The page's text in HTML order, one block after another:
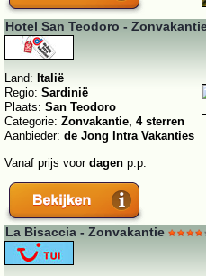
Hotel San Teodoro -
Land: Italië
Regio: Sardinië
Plaats: San Teodoro
Categorie: Zonvakantie, 4 sterren
Aanbieder: de Jong Intra Vakanties
Vanaf prijs voor dagen p.p.
La Bisaccia - Zonvakantie